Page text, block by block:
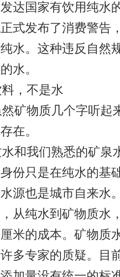
达国家有饮用纯水
式发布了消费警告
水。这种违反自然
水。
，不是水
矿物质几个字听起
在。
和我们熟悉的矿泉
份只是在纯水的基
源也是城市自来水
从纯水到矿物质水
米的成本。矿物质
多专家的质疑。目